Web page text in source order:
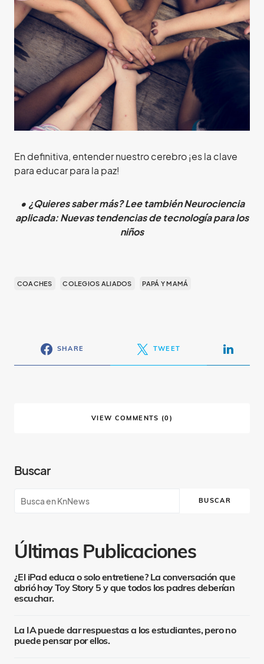
En definitiva, entender nuestro cerebro ¡es la clave
para educar para la paz!
• ¿Quieres saber más? Lee también Neurociencia
aplicada: Nuevas tendencias de tecnología para los
niños
COACHES COLEGIOS ALIADOS PAPÁ Y MAMÁ
SHARE TWEET
VIEW COMMENTS (0)
Buscar
BUSCAR
Últimas Publicaciones
¿El iPad educa o solo entretiene? La conversación que
abrió hoy Toy Story 5 y que todos los padres deberían
escuchar.
La IA puede dar respuestas a los estudiantes, pero no
puede pensar por ellos.